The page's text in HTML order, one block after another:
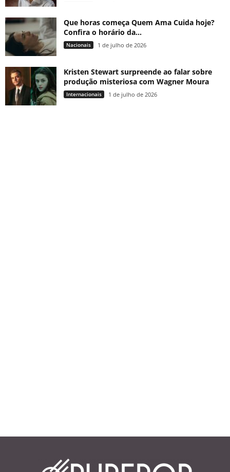
Que horas começa Quem Ama Cuida hoje?
Confira o horário da...
Nacionais 1 de julho de 2026
Kristen Stewart surpreende ao falar sobre
produção misteriosa com Wagner Moura
Internacionais 1 de julho de 2026